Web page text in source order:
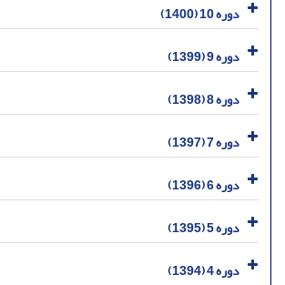
دوره 10 (1400)
دوره 9 (1399)
دوره 8 (1398)
دوره 7 (1397)
دوره 6 (1396)
دوره 5 (1395)
دوره 4 (1394)